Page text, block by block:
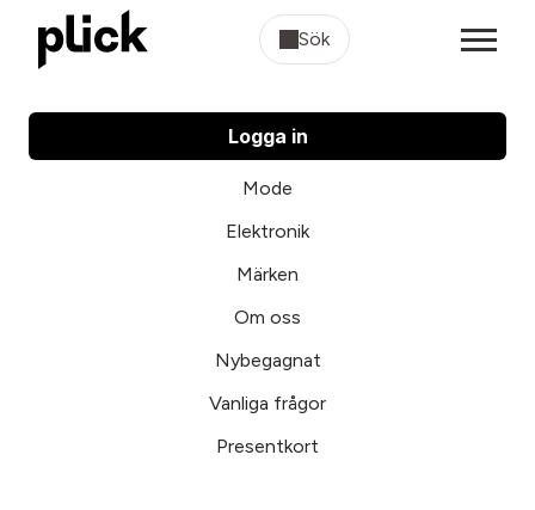
Sök
Logga in
Mode
Elektronik
Märken
Om oss
Nybegagnat
Vanliga frågor
Presentkort